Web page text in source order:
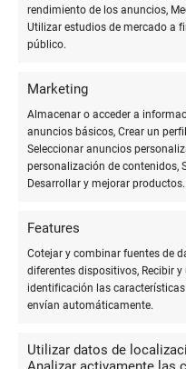
rendimiento de los anuncios,
Utilizar estudios de mercado a
público.
Marketing
Almacenar o acceder a
anuncios básicos, Crear un
Seleccionar anuncios
personalización de contenidos,
Desarrollar y mejorar productos.
Features
Cotejar y combinar fuentes de
diferentes dispositivos, Recibir
identificación las
envían automáticamente.
Utilizar datos de
Para asegurar una larga
esencial adoptar prácticas
adecuadas.
- Limpiar regularmente la
obstrucciones.
- Utilizar tinta de calidad,
que la pluma, para
- Guardar la pluma en
- Realizar un
puede prevenir daños y
Las plumas fuente con
escritura formal son más
Elegir la adecuada es un